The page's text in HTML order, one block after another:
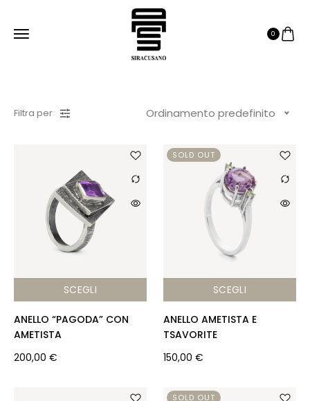
0
Filtra per Ordinamento predefinito
SCEGLI
ANELLO “PAGODA” CON
AMETISTA
200,00 €
SOLD OUT
SCEGLI
ANELLO AMETISTA E
TSAVORITE
150,00 €
SOLD OUT